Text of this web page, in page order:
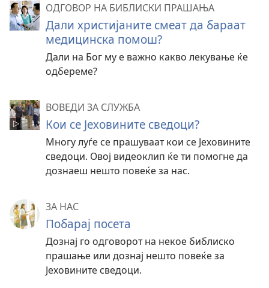
ОДГОВОР НА БИБЛИСКИ ПРАШАЊА
Дали христијаните смеат да бараат
медицинска помош?
Дали на Бог му е важно какво лекување ќе
одбереме?
ВОВЕДИ ЗА СЛУЖБА
Кои се Јеховините сведоци?
Многу луѓе се прашуваат кои се Јеховините
сведоци. Овој видеоклип ќе ти помогне да
дознаеш нешто повеќе за нас.
ЗА НАС
Побарај посета
Дознај го одговорот на некое библиско
прашање или дознај нешто повеќе за
Јеховините сведоци.